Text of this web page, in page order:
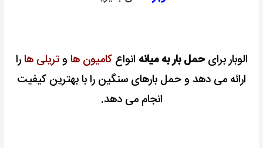
الوبار برایحمل بار به میانه انواعکامیون ها وتریلی هارا
ارائه می دهد و حمل بارهای سنگین را با بهترین کیفیت
انجام می دهد.